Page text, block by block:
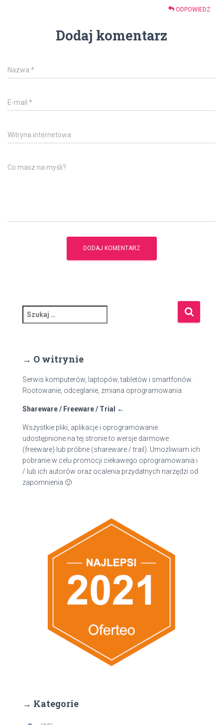
ODPOWIEDZ
Dodaj komentarz
Nazwa *
E-mail *
Witryna internetowa
Co masz na myśli?
z
:
→ O witrynie
Serwis komputerów, laptopów, tabletów i smartfonów.
Rootowanie, odceglanie, zmiana oprogramowania.
Shareware / Freeware / Trial ←
Wszystkie pliki, aplikacje i oprogramowanie
udostępnione na tej stronie to wersje darmowe
(freeware) lub próbne (shareware / trail). Umożliwiam ich
pobranie w celu promocji ciekawego oprogramowania i
/ lub ich autorów oraz ocalenia przydatnych narzędzi od
zapomnienia 🙂
→ Kategorie